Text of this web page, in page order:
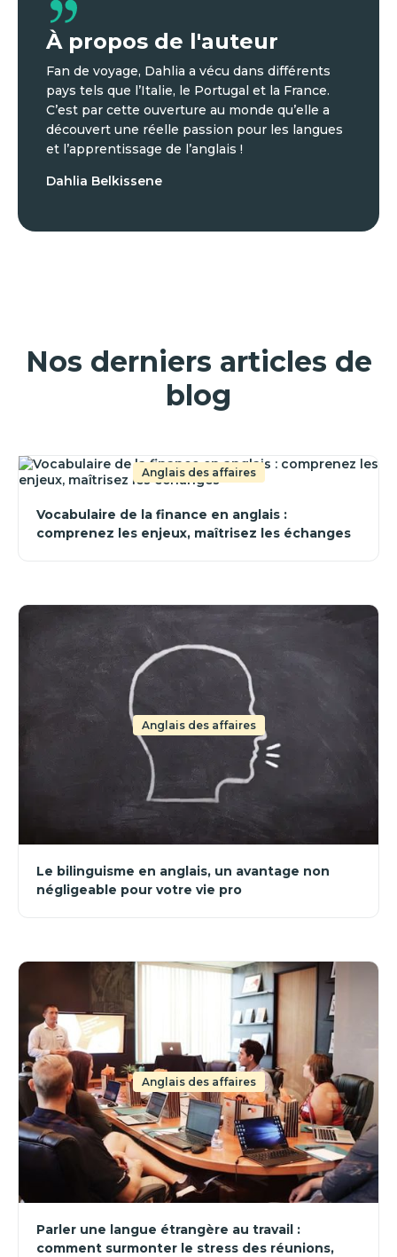
À propos de l'auteur
Fan de voyage, Dahlia a vécu dans différents
pays tels que l’Italie, le Portugal et la France.
C’est par cette ouverture au monde qu’elle a
découvert une réelle passion pour les langues
et l’apprentissage de l’anglais !
Dahlia Belkissene
Nos derniers articles de
blog
Anglais des affaires
Vocabulaire de la finance en anglais :
comprenez les enjeux, maîtrisez les échanges
Anglais des affaires
Le bilinguisme en anglais, un avantage non
négligeable pour votre vie pro
Anglais des affaires
Parler une langue étrangère au travail :
comment surmonter le stress des réunions,